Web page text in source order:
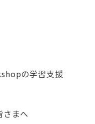
の学習支援
さまへ